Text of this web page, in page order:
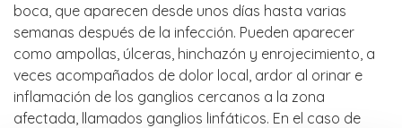
boca, que aparecen desde unos días hasta varias
semanas después de la infección. Pueden aparecer
como ampollas, úlceras, hinchazón y enrojecimiento, a
veces acompañados de dolor local, ardor al orinar e
inflamación de los ganglios cercanos a la zona
afectada, llamados ganglios linfáticos. En el caso de